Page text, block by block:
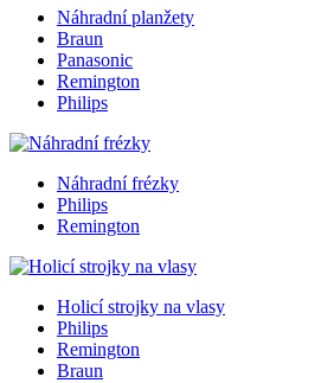
Náhradní planžety
Braun
Panasonic
Remington
Philips
Náhradní frézky
Philips
Remington
Holicí strojky na vlasy
Philips
Remington
Braun